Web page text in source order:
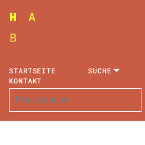
STARTSEITE SUCHE
KONTAKT